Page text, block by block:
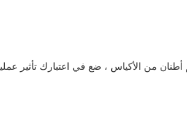
من الأكياس ، ضع في اعتبارك تأثير